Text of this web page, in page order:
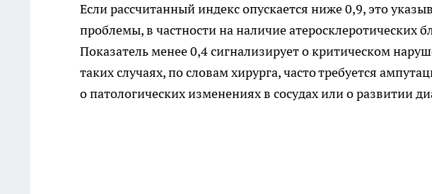
Если рассчитанный индекс опускается ниже 0,9, это
проблемы, в частности на наличие атеросклеротических
Показатель менее 0,4 сигнализирует о критическом
таких случаях, по словам хирурга, часто требуется
о патологических изменениях в сосудах или о развитии